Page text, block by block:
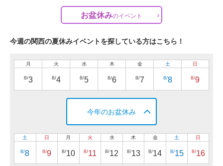
お盆休みのイベント
今週の関西の夏休みイベントを探している方はこちら！
月
8/3
火
8/4
水
8/5
木
8/6
金
8/7
土
8/8
日
8/9
今年のお盆休み
土
8/8
日
8/9
月
8/10
火
8/11
水
8/12
木
8/13
金
8/14
土
8/15
日
8/16